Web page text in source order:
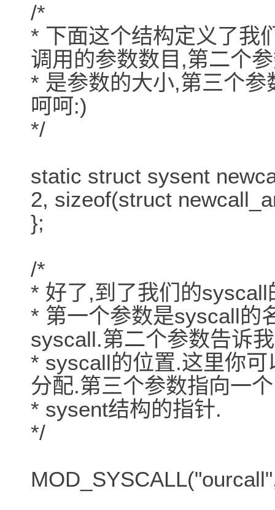
/*
* 下面这个结构定义了我
调用的参数数目,第二个
* 是参数的大小,第三个
呵呵:)
*/
static struct sysent
2, sizeof(struct
};
/*
* 好了,到了我们的
* 第一个参数是syscall的
syscall.第二个参数告诉
* syscall的位置.这里你
分配.第三个参数指向一个
* sysent结构的指针.
*/